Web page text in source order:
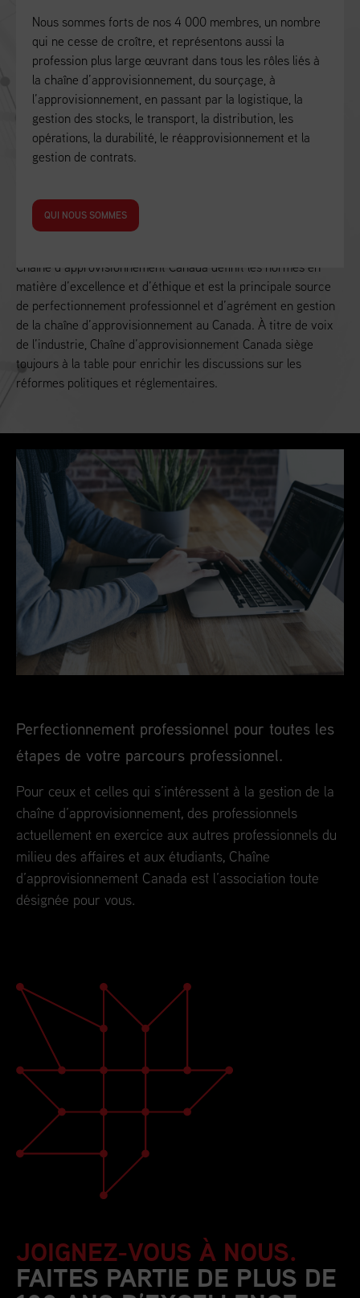
Alimenter la croissance économique du Canada
Chaîne d’approvisionnement Canada définit les normes en
matière d’excellence et d’éthique et est la principale source
de perfectionnement professionnel et d’agrément en gestion
de la chaîne d’approvisionnement au Canada. À titre de voix
de l’industrie, Chaîne d’approvisionnement Canada siège
toujours à la table pour enrichir les discussions sur les
réformes politiques et réglementaires.
Nous sommes forts de nos 4 000 membres, un nombre
qui ne cesse de croître, et représentons aussi la
profession plus large œuvrant dans tous les rôles liés à
la chaîne d’approvisionnement, du sourçage, à
l’approvisionnement, en passant par la logistique, la
gestion des stocks, le transport, la distribution, les
opérations, la durabilité, le réapprovisionnement et la
gestion de contrats.
QUI NOUS SOMMES
Perfectionnement professionnel pour toutes les
étapes de votre parcours professionnel.
Pour ceux et celles qui s’intéressent à la gestion de la
chaîne d’approvisionnement, des professionnels
actuellement en exercice aux autres professionnels du
milieu des affaires et aux étudiants, Chaîne
d’approvisionnement Canada est l’association toute
désignée pour vous.
JOIGNEZ-VOUS À NOUS.
FAITES PARTIE DE PLUS DE